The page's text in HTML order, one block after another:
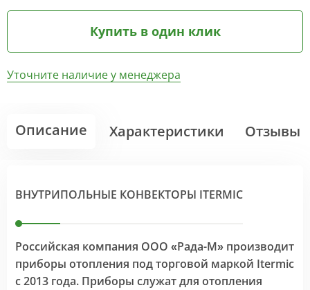
Купить в один клик
Уточните наличие у менеджера
Описание Характеристики Отзывы
ВНУТРИПОЛЬНЫЕ КОНВЕКТОРЫ ITERMIC
Российская компания ООО «Рада-М» производит
приборы отопления под торговой маркой Itermic
с 2013 года. Приборы служат для отопления